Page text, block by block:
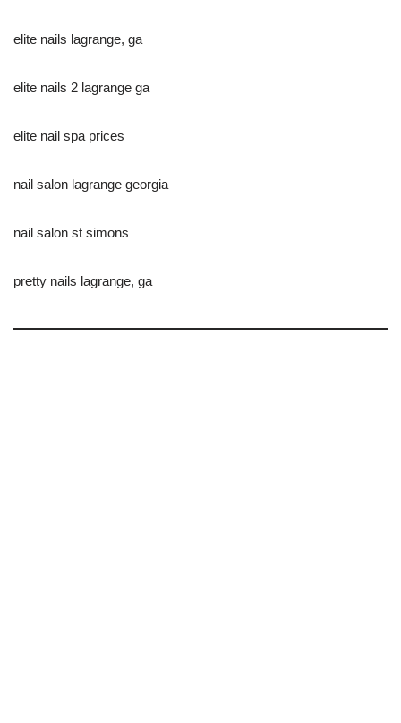
elite nails lagrange, ga
elite nails 2 lagrange ga
elite nail spa prices
nail salon lagrange georgia
nail salon st simons
pretty nails lagrange, ga